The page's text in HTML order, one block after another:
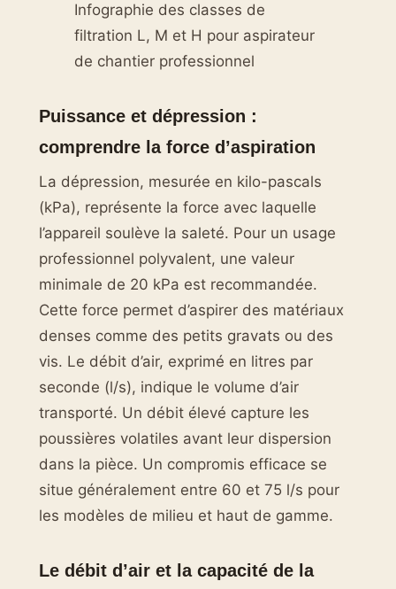
Infographie des classes de
filtration L, M et H pour aspirateur
de chantier professionnel
Puissance et dépression :
comprendre la force d’aspiration
La dépression, mesurée en kilo-pascals
(kPa), représente la force avec laquelle
l’appareil soulève la saleté. Pour un usage
professionnel polyvalent, une valeur
minimale de 20 kPa est recommandée.
Cette force permet d’aspirer des matériaux
denses comme des petits gravats ou des
vis. Le débit d’air, exprimé en litres par
seconde (l/s), indique le volume d’air
transporté. Un débit élevé capture les
poussières volatiles avant leur dispersion
dans la pièce. Un compromis efficace se
situe généralement entre 60 et 75 l/s pour
les modèles de milieu et haut de gamme.
Le débit d’air et la capacité de la